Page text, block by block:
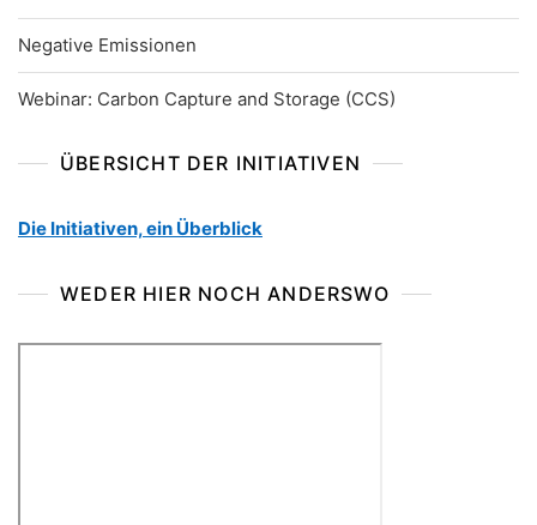
Negative Emissionen
Webinar: Carbon Capture and Storage (CCS)
ÜBERSICHT DER INITIATIVEN
Die Initiativen, ein Überblick
WEDER HIER NOCH ANDERSWO